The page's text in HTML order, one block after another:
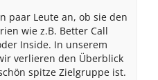
paar Leute an, ob sie den
wie z.B. Better Call
Inside. In unserem
verlieren den Überblick
spitze Zielgruppe ist.